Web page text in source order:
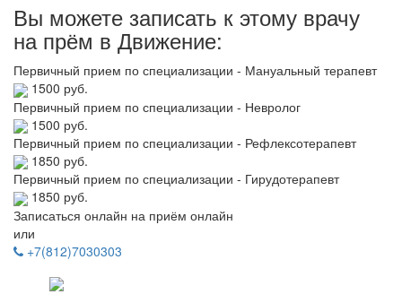
Вы можете записать к этому врачу
на прём в Движение:
Первичный прием по специализации - Мануальный терапевт
1500 руб.
Первичный прием по специализации - Невролог
1500 руб.
Первичный прием по специализации - Рефлексотерапевт
1850 руб.
Первичный прием по специализации - Гирудотерапевт
1850 руб.
Записаться онлайн на приём онлайн
или
+7(812)7030303